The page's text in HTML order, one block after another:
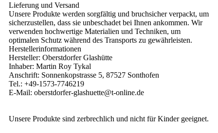
Lieferung und Versand
Unsere Produkte werden sorgfältig und bruchsicher verpackt, um
sicherzustellen, dass sie unbeschadet bei Ihnen ankommen. Wir
verwenden hochwertige Materialien und Techniken, um
optimalen Schutz während des Transports zu gewährleisten.
Herstellerinformationen
Hersteller: Oberstdorfer Glashütte
Inhaber: Martin Roy Tykal
Anschrift: Sonnenkopstrasse 5, 87527 Sonthofen
Tel.: +49-1573-7746219
E-Mail: oberstdorfer-glashuette@t-online.de
Unsere Produkte sind zerbrechlich und nicht für Kinder geeignet.